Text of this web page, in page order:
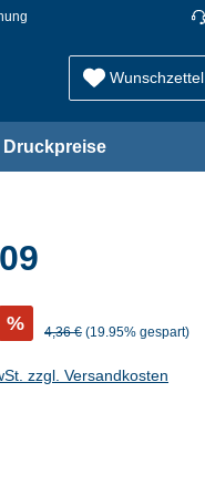
Wunschzettel
Druckpreise
% 4,36 € (19.95% gespart)
zzgl. Versandkosten